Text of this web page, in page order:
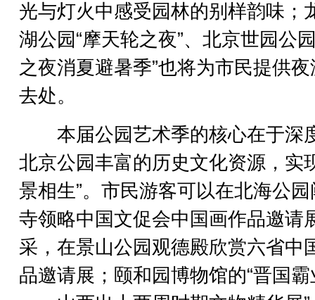
光与灯火中感受园林的别样韵味；
湖公园“摩天轮之夜”、北京世园公
之夜消夏避暑季”也将为市民提供
去处。
本届公园艺术季的核心在于深
北京公园丰富的历史文化资源，实
景相生”。市民游客可以在北海公
寺领略中国文促会中国画作品邀请
采，在景山公园观德殿欣赏六省中
品邀请展；颐和园博物馆的“晋国霸